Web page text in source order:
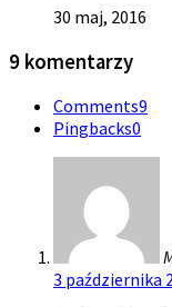
30 maj, 2016
9 komentarzy
Comments9
Pingbacks0
3 października